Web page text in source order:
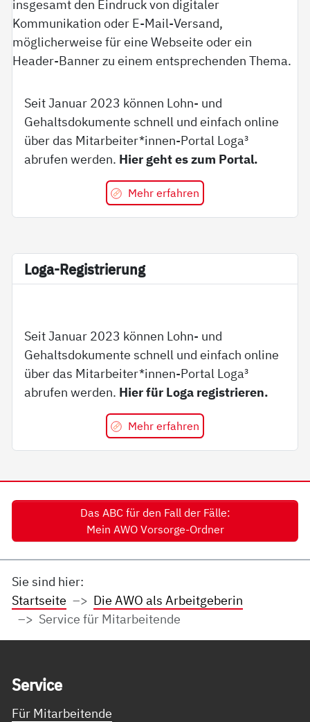
Seit Januar 2023 können Lohn- und
Gehaltsdokumente schnell und einfach online
über das Mitarbeiter*innen-Portal Loga³
abrufen werden. Hier geht es zum Portal.
Mehr erfahren
Lo­ga-Re­gi­s­trie­rung
Seit Januar 2023 können Lohn- und
Gehaltsdokumente schnell und einfach online
über das Mitarbeiter*innen-Portal Loga³
abrufen werden. Hier für Loga registrieren.
Mehr erfahren
Das ABC für den Fall der Fälle:
Mein AWO Vorsorge-Ordner
Sie sind hier:
Startseite
Die AWO als Arbeitgeberin
Service für Mitarbeitende
Ser­vice
Für Mitarbeitende